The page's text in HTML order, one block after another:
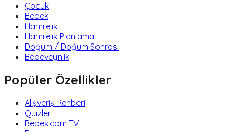
Çocuk
Bebek
Hamilelik
Hamilelik Planlama
Doğum / Doğum Sonrası
Bebeveynlik
Popüler Özellikler
Alışveriş Rehberi
Quizler
Bebek.com TV